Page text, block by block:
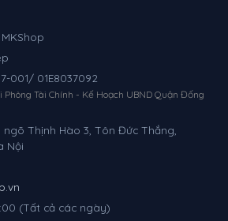
001/ 01E8037092
Tài Chính - Kế Hoạch UBND Quận Đống
Thịnh Hào 3, Tôn Đức Thắng,
Nội
(Tất cả các ngày)